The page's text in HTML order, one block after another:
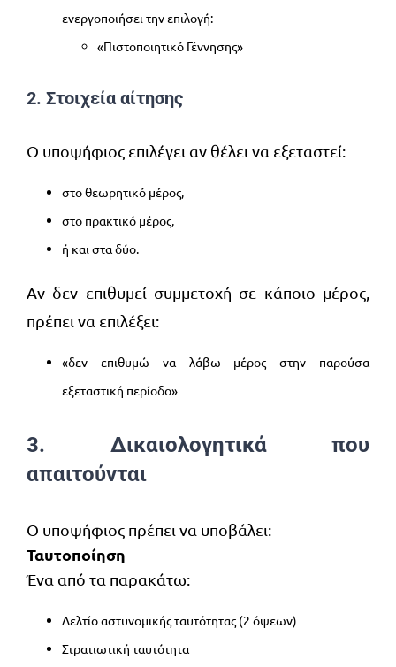
ενεργοποιήσει την επιλογή:
«Πιστοποιητικό Γέννησης»
2. Στοιχεία αίτησης
Ο υποψήφιος επιλέγει αν θέλει να εξεταστεί:
στο θεωρητικό μέρος,
στο πρακτικό μέρος,
ή και στα δύο.
Αν δεν επιθυμεί συμμετοχή σε κάποιο μέρος,
πρέπει να επιλέξει:
«δεν επιθυμώ να λάβω μέρος στην παρούσα
εξεταστική περίοδο»
3. Δικαιολογητικά που
απαιτούνται
Ο υποψήφιος πρέπει να υποβάλει:
Ταυτοποίηση
Ένα από τα παρακάτω:
Δελτίο αστυνομικής ταυτότητας (2 όψεων)
Στρατιωτική ταυτότητα